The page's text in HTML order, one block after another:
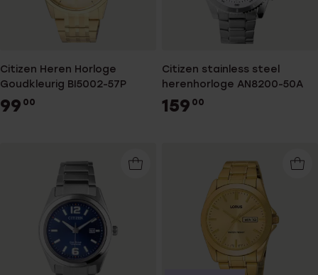
Citizen Heren Horloge
Goudkleurig BI5002-57P
99 00
Citizen stainless steel
herenhorloge AN8200-50A
159 00